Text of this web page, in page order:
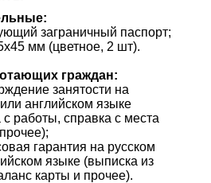
заграничный паспорт;
мм (цветное, 2 шт).
граждан:
занятости на
английском языке
с работы, справка с места
гарантия на русском
языке (выписка из
карты и прочее).